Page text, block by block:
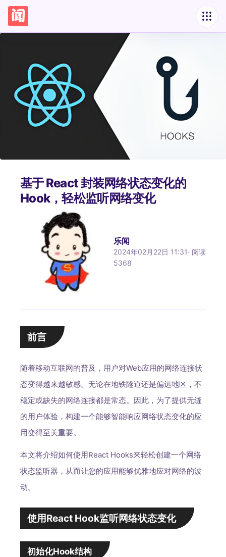
基于 React 封装网络状态变化的
Hook，轻松监听网络变化
乐闻
2024年02月22日 11:31· 阅读
5368
前言
随着移动互联网的普及，用户对Web应用的网络连接状
态变得越来越敏感。无论在地铁隧道还是偏远地区，不
稳定或缺失的网络连接都是常态。因此，为了提供无缝
的用户体验，构建一个能够智能响应网络状态变化的应
用变得至关重要。
本文将介绍如何使用React Hooks来轻松创建一个网络
状态监听器，从而让您的应用能够优雅地应对网络的波
动。
使用React Hook监听网络状态变化
初始化Hook结构